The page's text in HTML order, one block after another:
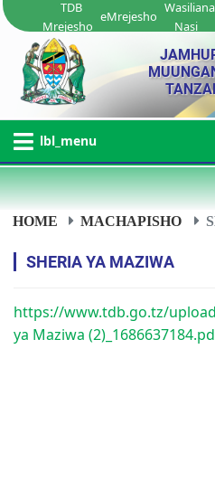
Wasiliana
Nasi
eMrejesho
TDB
Mrejesho
lbl_menu
HOME MACHAPISHO
SHERIA YA MAZIWA
https://www.tdb.go.tz/
ya Maziwa